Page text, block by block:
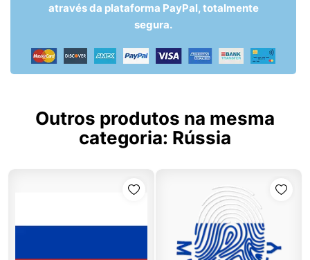
através da plataforma PayPal, totalmente
segura.
Outros produtos na mesma
categoria: Rússia